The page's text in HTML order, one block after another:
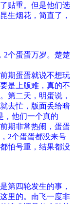
贴重。但是他们选
生烟花，简直了，
2个蛋蛋万岁。楚楚
期蛋蛋就说不想玩
是上版难，真的不
第二天，明蛋说，
去忙，版面丢给暗
，他们一个真的
期非常热闹，蛋蛋
2个蛋蛋都没来号
怕号重，结果都没
第四轮发生的事，
里的。南飞一度非